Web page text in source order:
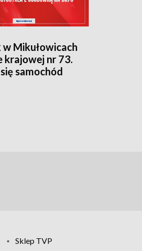
Mikułowicach
krajowej nr 73.
samochód
Sklep TVP